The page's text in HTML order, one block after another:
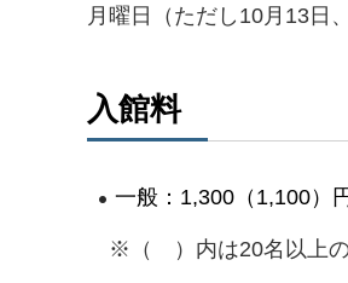
月曜日（ただし10月13日
入館料
一般：1,300（1,100）
※（ ）内は20名以上の